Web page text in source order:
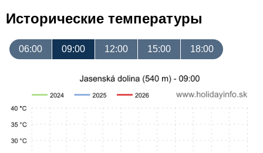
Исторические температуры
06:00 09:00 12:00 15:00 18:00